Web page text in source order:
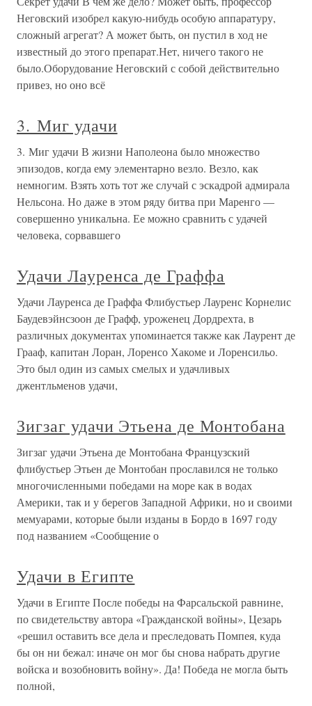
Неговский изобрел какую-нибудь особую аппаратуру,
сложный агрегат? А может быть, он пустил в ход не
известный до этого препарат.Нет, ничего такого не
было.Оборудование Неговский с собой действительно
привез, но оно всё
3. Миг удачи
3. Миг удачи В жизни Наполеона было множество
эпизодов, когда ему элементарно везло. Везло, как
немногим. Взять хоть тот же случай с эскадрой адмирала
Нельсона. Но даже в этом ряду битва при Маренго —
совершенно уникальна. Ее можно сравнить с удачей
человека, сорвавшего
Удачи Лауренса де Граффа
Удачи Лауренса де Граффа Флибустьер Лауренс Корнелис
Баудевэйнсзоон де Графф, уроженец Дордрехта, в
различных документах упоминается также как Лаурент де
Грааф, капитан Лоран, Лоренсо Хакоме и Лоренсильо.
Это был один из самых смелых и удачливых
джентльменов удачи,
Зигзаг удачи Этьена де Монтобана
Зигзаг удачи Этьена де Монтобана Французский
флибустьер Этьен де Монтобан прославился не только
многочисленными победами на море как в водах
Америки, так и у берегов Западной Африки, но и своими
мемуарами, которые были изданы в Бордо в 1697 году
под названием «Сообщение о
Удачи в Египте
Удачи в Египте После победы на Фарсальской равнине,
по свидетельству автора «Гражданской войны», Цезарь
«решил оставить все дела и преследовать Помпея, куда
бы он ни бежал: иначе он мог бы снова набрать другие
войска и возобновить войну». Да! Победа не могла быть
полной,